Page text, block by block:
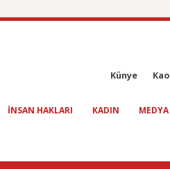
Künye
INSAN HAKLARI KADIN MEDYA